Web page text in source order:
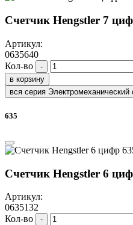
Счетчик Hengstler 7
Артикул:
0635640
Кол-во
-
в корзину
вся серия
635
Счетчик Hengstler 6
Артикул:
0635132
Кол-во
-